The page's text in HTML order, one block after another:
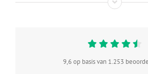
9,6 op basis van 1.253